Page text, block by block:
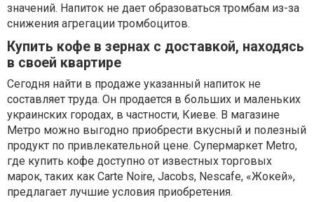
значений. Напиток не дает образоваться тромбам из-за
снижения агрегации тромбоцитов.
Купить кофе в зернах с доставкой, находясь
в своей квартире
Сегодня найти в продаже указанный напиток не
составляет труда. Он продается в больших и маленьких
украинских городах, в частности, Киеве. В магазине
Метро можно выгодно приобрести вкусный и полезный
продукт по привлекательной цене. Супермаркет Metro,
где купить кофе доступно от известных торговых
марок, таких как Carte Noire, Jacobs, Nescafe, «Жокей»,
предлагает лучшие условия приобретения.